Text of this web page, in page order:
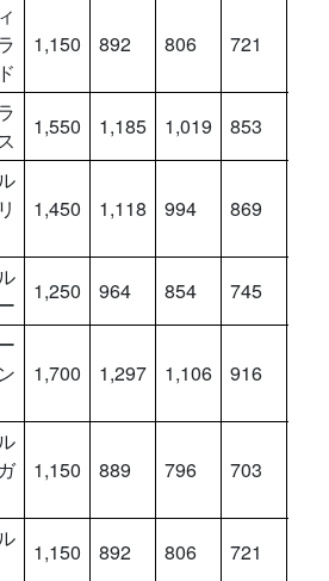
1,150 892 806 721
1,550 1,185 1,019 853
1,450 1,118 994 869
1,250 964 854 745
1,700 1,297 1,106 916
1,150 889 796 703
1,150 892 806 721